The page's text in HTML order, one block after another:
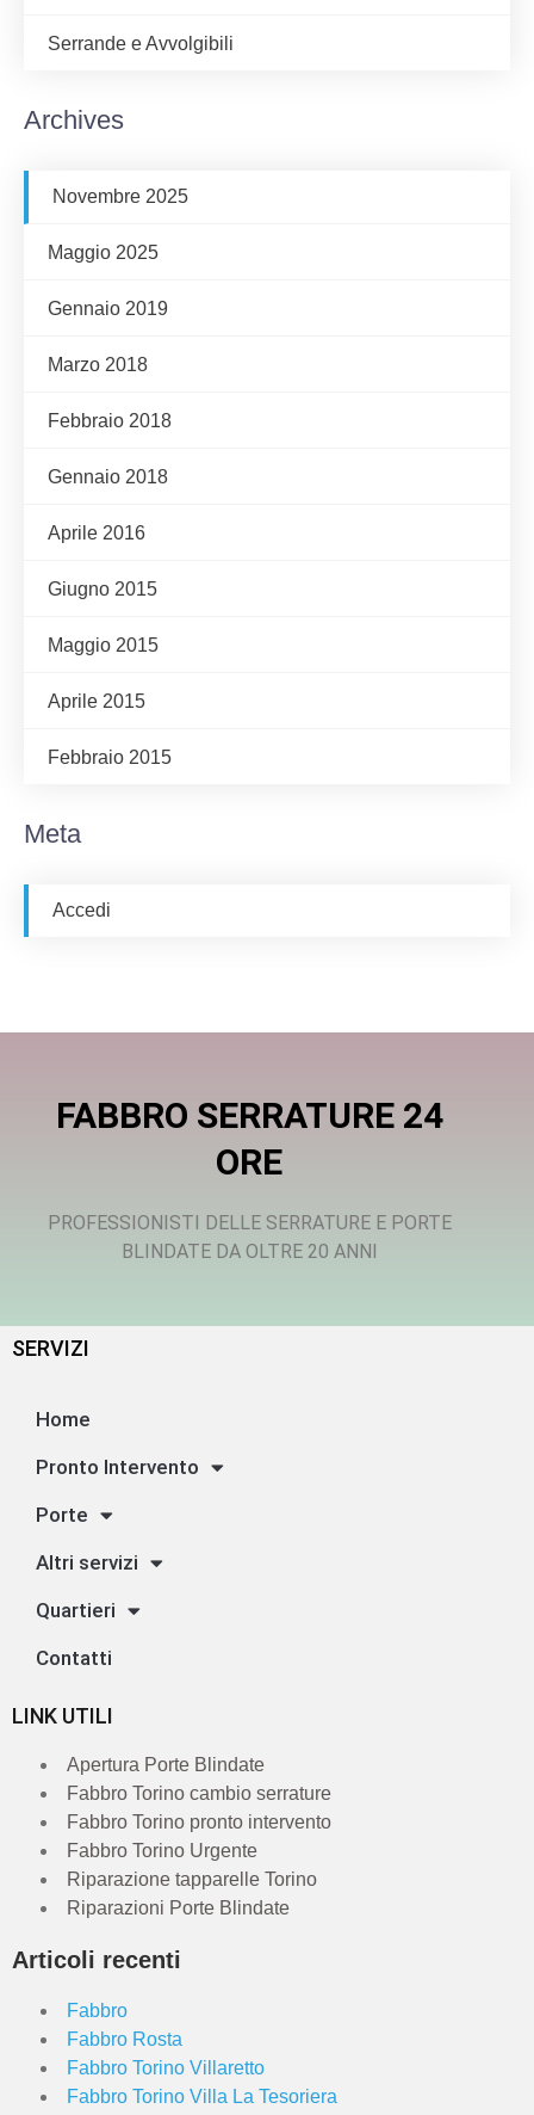
Serrande e Avvolgibili
Archives
Novembre 2025
Maggio 2025
Gennaio 2019
Marzo 2018
Febbraio 2018
Gennaio 2018
Aprile 2016
Giugno 2015
Maggio 2015
Aprile 2015
Febbraio 2015
Meta
Accedi
FABBRO SERRATURE 24
ORE
PROFESSIONISTI DELLE SERRATURE E PORTE
BLINDATE DA OLTRE 20 ANNI
SERVIZI
Home
Pronto Intervento
Porte
Altri servizi
Quartieri
Contatti
LINK UTILI
Apertura Porte Blindate
Fabbro Torino cambio serrature
Fabbro Torino pronto intervento
Fabbro Torino Urgente
Riparazione tapparelle Torino
Riparazioni Porte Blindate
Articoli recenti
Fabbro
Fabbro Rosta
Fabbro Torino Villaretto
Fabbro Torino Villa La Tesoriera